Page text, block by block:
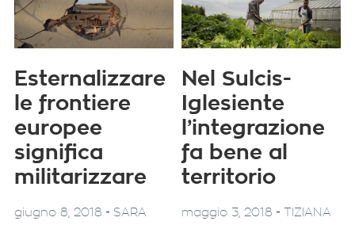
Esternalizzare
le frontiere
europee
significa
militarizzare
giugno 8, 2018 - SARA
Nel Sulcis-
Iglesiente
l’integrazione
fa bene al
territorio
maggio 3, 2018 -
TIZIANA